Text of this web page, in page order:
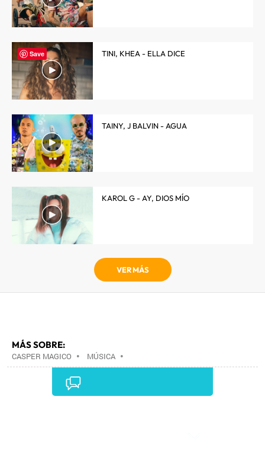
TINI, KHEA - ELLA DICE
TAINY, J BALVIN - AGUA
KAROL G - AY, DIOS MÍO
VER MÁS
MÁS SOBRE:
CASPER MAGICO • MÚSICA •
Save